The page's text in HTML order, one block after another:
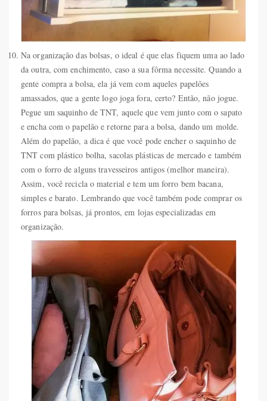
Na organização das bolsas, o ideal é que elas fiquem uma ao lado
da outra, com enchimento, caso a sua fôrma necessite. Quando a
gente compra a bolsa, ela já vem com aqueles papelões
amassados, que a gente logo joga fora, certo? Então, não jogue.
Pegue um saquinho de TNT, aquele que vem junto com o sapato
e encha com o papelão e retorne para a bolsa, dando um molde.
Além do papelão, a dica é que você pode encher o saquinho de
TNT com plástico bolha, sacolas plásticas de mercado e também
com o forro de alguns travesseiros antigos (melhor maneira).
Assim, você recicla o material e tem um forro bem bacana,
simples e barato. Lembrando que você também pode comprar os
forros para bolsas, já prontos, em lojas especializadas em
organização.